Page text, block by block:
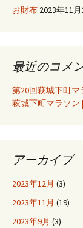
お財布 2023年11
最近のコメ
第20回萩城下町マ
萩城下町マラソン
アーカイブ
2023年12月 (3)
2023年11月 (19)
2023年9月 (3)